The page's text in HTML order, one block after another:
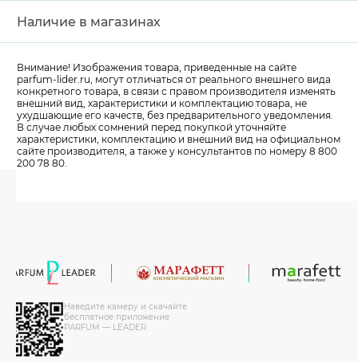
Наличие в магазинах
Внимание! Изображения товара, приведенные на сайте
parfum-lider.ru, могут отличаться от реального внешнего вида
конкретного товара, в связи с правом производителя изменять
внешний вид, характеристики и комплектацию товара, не
ухудшающие его качеств, без предварительного уведомления.
В случае любых сомнений перед покупкой уточняйте
характеристики, комплектацию и внешний вид на официальном
сайте производителя, а также у консультантов по номеру 8 800
200 78 80.
Наведите камеру и скачайте
бесплатное приложение
PARFUM — LEADER